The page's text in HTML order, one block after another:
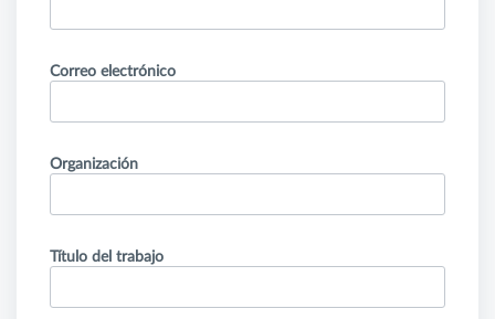
Correo electrónico
Organización
Título del trabajo